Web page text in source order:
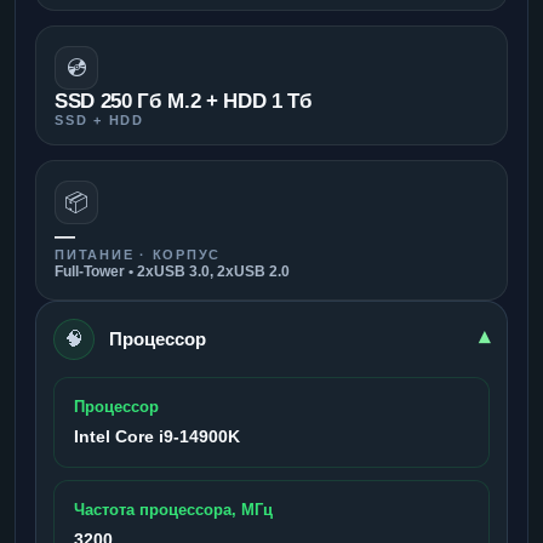
💿
SSD 250 Гб M.2 + HDD 1 Тб
SSD + HDD
📦
—
ПИТАНИЕ · КОРПУС
Full-Tower • 2xUSB 3.0, 2xUSB 2.0
🧠 Процессор ▾
Процессор
Intel Core i9-14900K
Частота процессора, МГц
3200